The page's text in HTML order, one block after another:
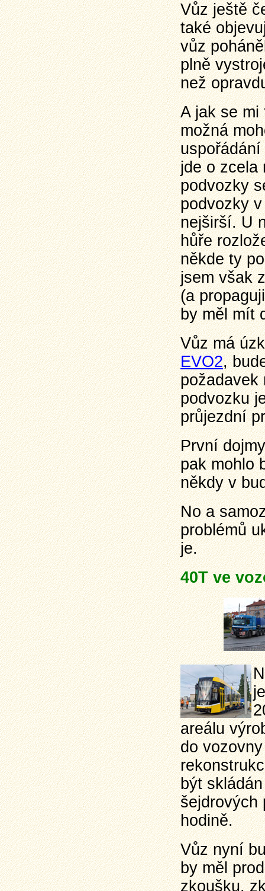
Vůz ještě
také
vůz
plně
než
A jak se
možná
jde o zcela
podvozky
podvozky
nejširší. U
hůře
někde ty
jsem však
(a
by měl mít
Vůz má
EVO2,
požadavek
podvozku
průjezdní
První
pak mohlo
někdy v
No a
problémů
je.
40T ve
areálu
do
být
šejdrových
hodině.
Vůz nyní
by měl
zkoušku,